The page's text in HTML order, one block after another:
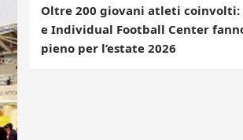
Oltre 200 giovani atleti coinvolti:
e Individual Football Center
pieno per l’estate 2026